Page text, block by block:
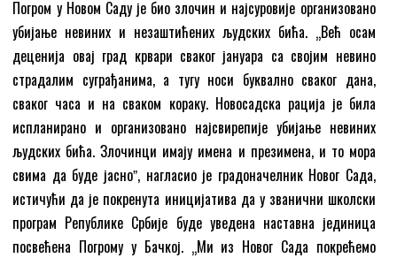
Погром у Новом Саду је био злочин и најсуровије организовано
убијање невиних и незаштићених људских бића. „Већ осам
деценија овај град крвари сваког јануара са својим невино
страдалим суграђанима, а тугу носи буквално сваког дана,
сваког часа и на сваком кораку. Новосадска рација је била
испланирано и организовано најсвирепије убијање невиних
људских бића. Злочинци имају имена и презимена, и то мора
свима да буде јасноˮ, нагласио је градоначелник Новог Сада,
истичући да је покренута иницијатива да у званични школски
програм Републике Србије буде уведена наставна јединица
посвећена Погрому у Бачкој. „Ми из Новог Сада покрећемо